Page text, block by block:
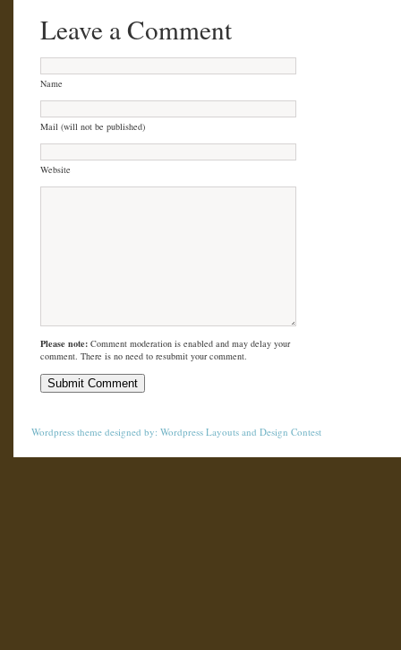
Leave a Comment
Name
Mail (will not be published)
Website
Please note: Comment moderation is enabled and may delay your
comment. There is no need to resubmit your comment.
Wordpress theme designed by: Wordpress Layouts and Design Contest